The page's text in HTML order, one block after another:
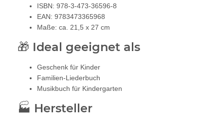
ISBN: 978-3-473-36596-8
EAN: 9783473365968
Maße: ca. 21,5 x 27 cm
🎁 Ideal geeignet als
Geschenk für Kinder
Familien-Liederbuch
Musikbuch für Kindergarten
🏭 Hersteller